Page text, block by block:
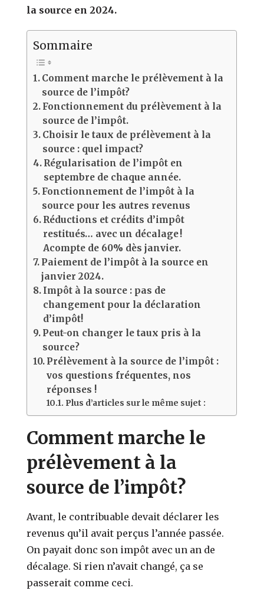
la source en 2024.
Sommaire
Comment marche le prélèvement à la
source de l’impôt?
Fonctionnement du prélèvement à la
source de l’impôt.
Choisir le taux de prélèvement à la
source : quel impact?
Régularisation de l’impôt en
septembre de chaque année.
Fonctionnement de l’impôt à la
source pour les autres revenus
Réductions et crédits d’impôt
restitués… avec un décalage !
Acompte de 60% dès janvier.
Paiement de l’impôt à la source en
janvier 2024.
Impôt à la source : pas de
changement pour la déclaration
d’impôt!
Peut-on changer le taux pris à la
source?
Prélèvement à la source de l’impôt :
vos questions fréquentes, nos
réponses !
Plus d’articles sur le même sujet :
Comment marche le
prélèvement à la
source de l’impôt?
Avant, le contribuable devait déclarer les
revenus qu’il avait perçus l’année passée.
On payait donc son impôt avec un an de
décalage. Si rien n’avait changé, ça se
passerait comme ceci.